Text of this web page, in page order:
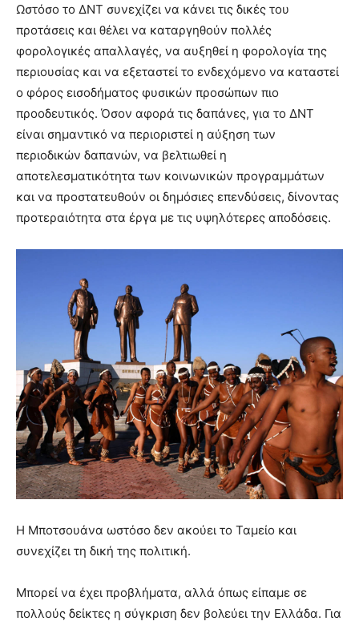
Ωστόσο το ΔΝΤ συνεχίζει να κάνει τις δικές του
προτάσεις και θέλει να καταργηθούν πολλές
φορολογικές απαλλαγές, να αυξηθεί η φορολογία της
περιουσίας και να εξεταστεί το ενδεχόμενο να καταστεί
ο φόρος εισοδήματος φυσικών προσώπων πιο
προοδευτικός. Όσον αφορά τις δαπάνες, για το ΔΝΤ
είναι σημαντικό να περιοριστεί η αύξηση των
περιοδικών δαπανών, να βελτιωθεί η
αποτελεσματικότητα των κοινωνικών προγραμμάτων
και να προστατευθούν οι δημόσιες επενδύσεις, δίνοντας
προτεραιότητα στα έργα με τις υψηλότερες αποδόσεις.
Η Μποτσουάνα ωστόσο δεν ακούει το Ταμείο και
συνεχίζει τη δική της πολιτική.
Μπορεί να έχει προβλήματα, αλλά όπως είπαμε σε
πολλούς δείκτες η σύγκριση δεν βολεύει την Ελλάδα. Για